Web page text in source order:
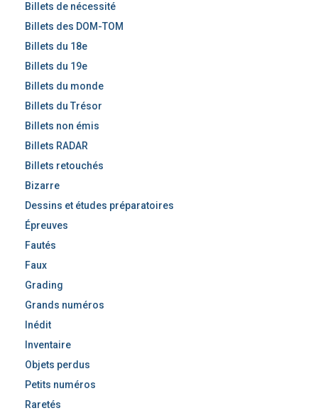
Billets de nécessité
Billets des DOM-TOM
Billets du 18e
Billets du 19e
Billets du monde
Billets du Trésor
Billets non émis
Billets RADAR
Billets retouchés
Bizarre
Dessins et études préparatoires
Épreuves
Fautés
Faux
Grading
Grands numéros
Inédit
Inventaire
Objets perdus
Petits numéros
Raretés